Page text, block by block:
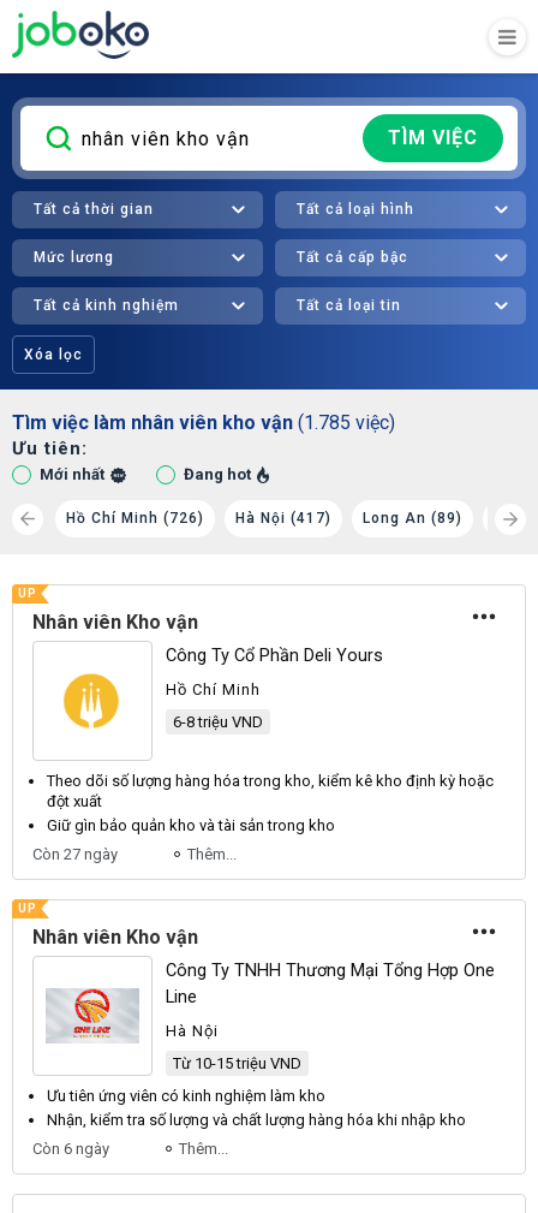
TÌM VIỆC
Tất cả thời gian Tất cả loại hình
Mức lương Tất cả cấp bậc
Tất cả kinh nghiệm Tất cả loại tin
Xóa lọc
Tìm việc làm nhân viên kho vận (1.785 việc)
Ưu tiên:
Mới nhất Đang hot
(81) Hồ Chí Minh (726) Hà Nội (417) Long An (89) Bình
UP
Nhân viên Kho vận
Công Ty Cổ Phần Deli Yours
Hồ Chí Minh
6-8 triệu VND
Theo dõi số lượng hàng hóa trong kho, kiểm kê kho định kỳ hoặc
đột xuất
Giữ gìn bảo quản kho và tài sản trong kho
Còn 27 ngày
Thêm...
UP
Nhân viên Kho vận
Công Ty TNHH Thương Mại Tổng Hợp One
Line
Hà Nội
Từ 10-15 triệu VND
Ưu tiên ứng viên có kinh nghiệm làm kho
Nhận, kiểm tra số lượng và chất lượng hàng hóa khi nhập kho
Còn 6 ngày
Thêm...